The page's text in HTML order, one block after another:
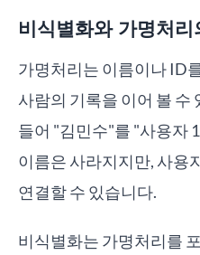
비식별화와 가명처리
가명처리는 이름이나 ID
사람의 기록을 이어 볼 수
들어 "김민수"를 "사용자
이름은 사라지지만, 사용
연결할 수 있습니다.
비식별화는 가명처리를